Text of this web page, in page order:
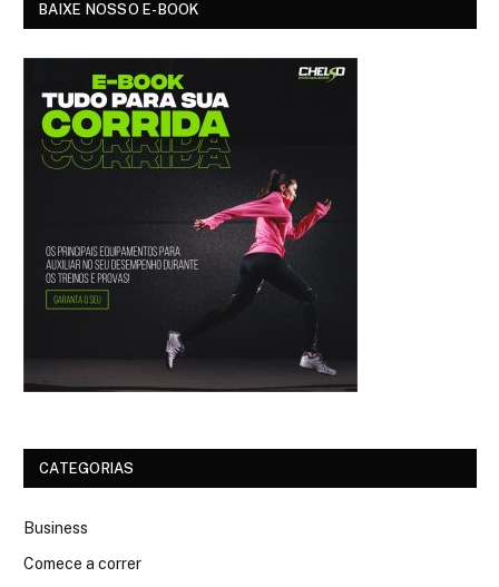
BAIXE NOSSO E-BOOK
CATEGORIAS
Business
Comece a correr